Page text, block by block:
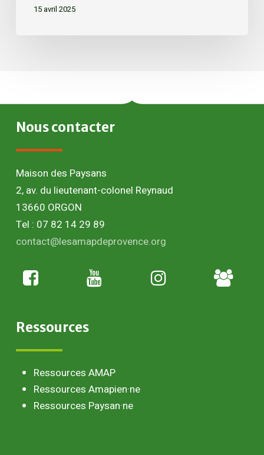
15 avril 2025
Nouscontacter
Maison des Paysans
2, av. du lieutenant-colonel Reynaud
13660 ORGON
Tel : 07 82 14 29 89
contact@lesamapdeprovence.org
Adhésion
paysan
Ressources
Ressources AMAP
Ressources Amapien·ne
Ressources Paysan·ne